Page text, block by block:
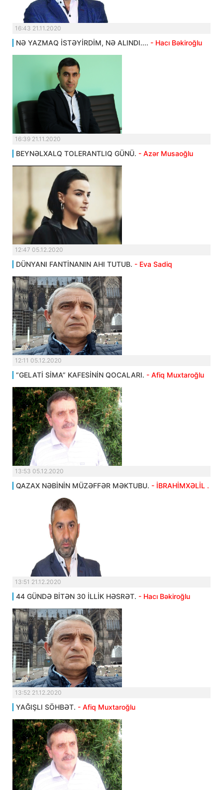
16:43 21.11.2020
NƏ YAZMAQ İSTƏYİRDİM, NƏ ALINDI.... - Hacı Bəkiroğlu
16:39 21.11.2020
BEYNƏLXALQ TOLERANTLIQ GÜNÜ. - Azər Musaoğlu
12:47 05.12.2020
DÜNYANI FANTİNANIN AHI TUTUB. - Eva Sadiq
12:11 05.12.2020
“GELATİ SİMA” KAFESİNİN QOCALARI. - Afiq Muxtaroğlu
13:53 05.12.2020
QAZAX NƏBİNİN MÜZƏFFƏR MƏKTUBU. - İBRAHİMXƏLİL .
13:51 21.12.2020
44 GÜNDƏ BİTƏN 30 İLLİK HƏSRƏT. - Hacı Bəkiroğlu
13:52 21.12.2020
YAĞIŞLI SÖHBƏT. - Afiq Muxtaroğlu